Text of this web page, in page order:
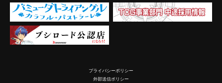
プライバシーポリシー
外部送信ポリシー